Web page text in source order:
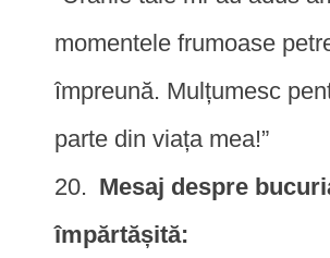
momentele frumoase
împreună. Mulțumesc
parte din viața mea!”
Mesaj despre
împărtășită: